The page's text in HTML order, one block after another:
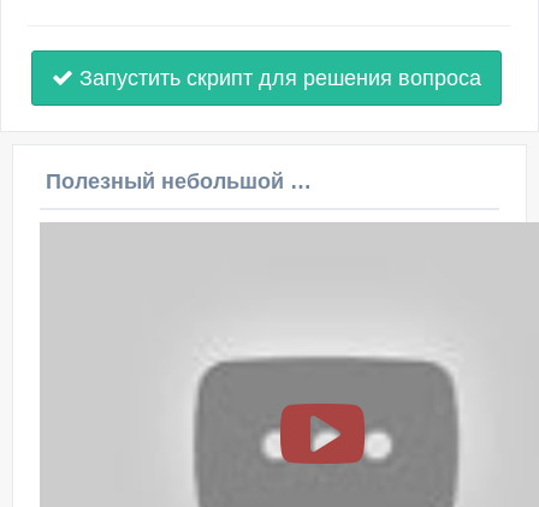
Запустить скрипт для решения вопроса
Полезный небольшой видеоурок по этой теме